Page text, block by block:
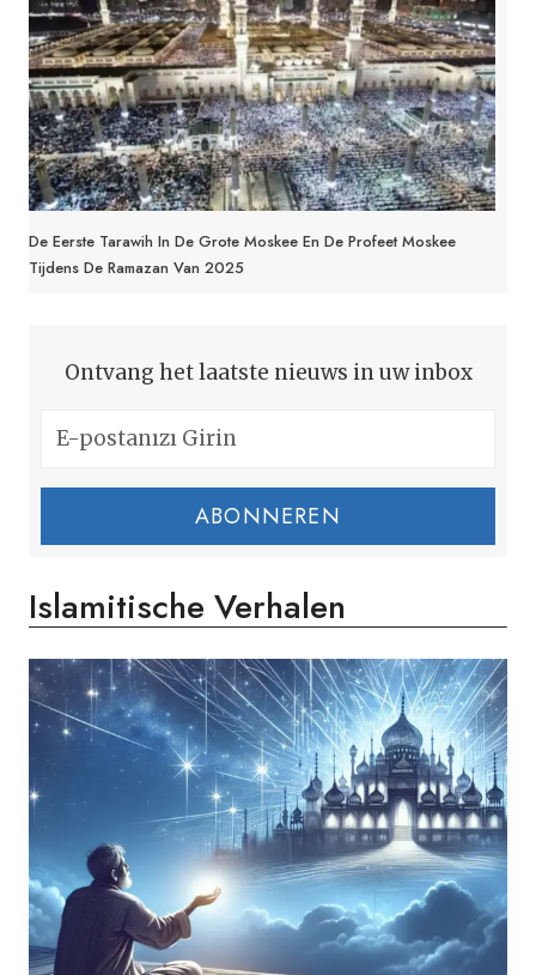
De Eerste Tarawih In De Grote Moskee En De Profeet Moskee
Tijdens De Ramazan Van 2025
Ontvang het laatste nieuws in uw inbox
ABONNEREN
Islamitische Verhalen